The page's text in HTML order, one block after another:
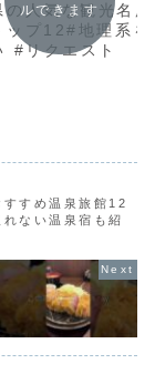
の人気な観光名
ップ12#地理系を
#リクエスト
ルできます
すすめ温泉旅館12
ない温泉宿も紹